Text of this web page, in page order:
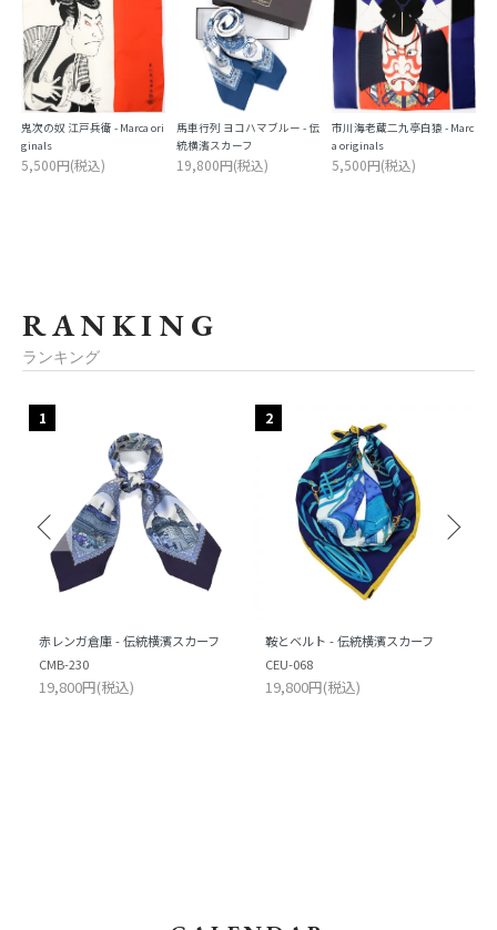
鬼次の奴 江戸兵衛 - Marca ori
ginals
5,500円(税込)
馬車行列 ヨコハマブルー - 伝
統横濱スカーフ
19,800円(税込)
市川海老蔵二九亭白猿 - Marc
a originals
5,500円(税込)
RANKING
ランキング
1
赤レンガ倉庫 - 伝統横濱スカーフ
CMB-230
19,800円(税込)
2
鞍とベルト - 伝統横濱スカーフ
CEU-068
19,800円(税込)